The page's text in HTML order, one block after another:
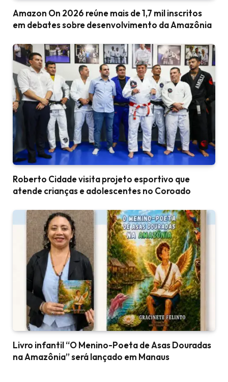
Amazon On 2026 reúne mais de 1,7 mil inscritos
em debates sobre desenvolvimento da Amazônia
Roberto Cidade visita projeto esportivo que
atende crianças e adolescentes no Coroado
Livro infantil “O Menino-Poeta de Asas Douradas
na Amazônia” será lançado em Manaus